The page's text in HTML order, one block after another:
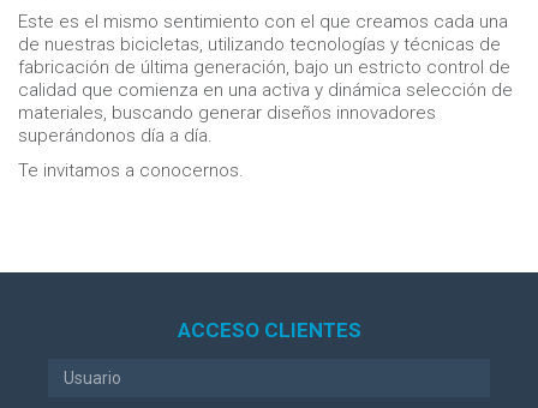
Este es el mismo sentimiento con el que creamos cada una
de nuestras bicicletas, utilizando tecnologías y técnicas de
fabricación de última generación, bajo un estricto control de
calidad que comienza en una activa y dinámica selección de
materiales, buscando generar diseños innovadores
superándonos día a día.
Te invitamos a conocernos.
ACCESO CLIENTES